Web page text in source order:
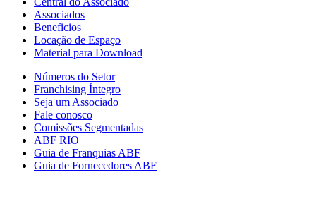
Associados
Beneficios
Locação de Espaço
Material para Download
Números do Setor
Franchising Íntegro
Seja um Associado
Fale conosco
Comissões Segmentadas
ABF RIO
Guia de Franquias ABF
Guia de Fornecedores ABF